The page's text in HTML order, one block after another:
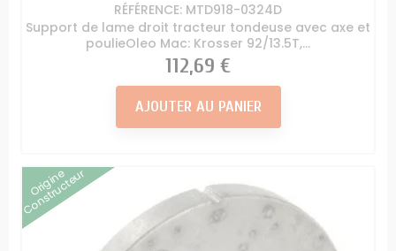
RÉFÉRENCE: MTD918-0324D
Support de lame droit tracteur tondeuse avec axe et
poulieOleo Mac: Krosser 92/13.5T,...
Prix
112,69 €
AJOUTER AU PANIER
Origine
Constructeur